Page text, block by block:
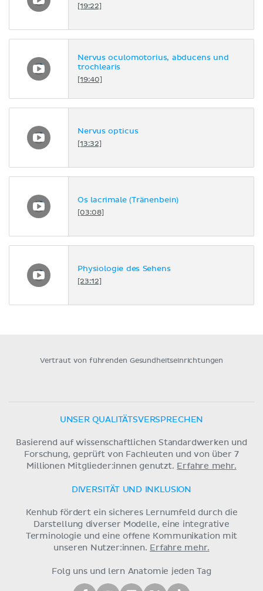
[19:22]
Nervus oculomotorius, abducens und
trochlearis
[19:40]
Nervus opticus
[13:32]
Os lacrimale (Tränenbein)
[03:08]
Physiologie des Sehens
[23:12]
Vertraut von führenden Gesundheitseinrichtungen
UNSER QUALITÄTSVERSPRECHEN
Basierend auf wissenschaftlichen Standardwerken und
Forschung, geprüft von Fachleuten und von über 7
Millionen Mitglieder:innen genutzt. Erfahre mehr.
DIVERSITÄT UND INKLUSION
Kenhub fördert ein sicheres Lernumfeld durch die
Darstellung diverser Modelle, eine integrative
Terminologie und eine offene Kommunikation mit
unseren Nutzer:innen. Erfahre mehr.
Folg uns und lern Anatomie jeden Tag